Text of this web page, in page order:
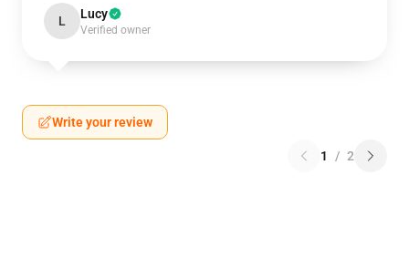
L Lucy
Verified owner
Write your review
1 / 2